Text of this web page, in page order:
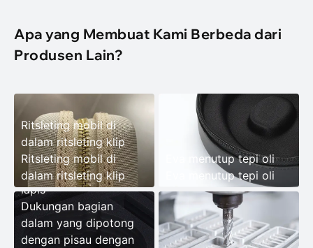
Apa yang Membuat Kami Berbeda dari
Produsen Lain?
Ritsleting mobil di
dalam ritsleting klip
Ritsleting mobil di
dalam ritsleting klip
Eva menutup tepi oli
Eva menutup tepi oli
Dukungan bagian
dalam yang dipotong
dengan pisau dengan
tempelan tangan multi-
lapis
Dukungan bagian
dalam yang dipotong
dengan pisau dengan